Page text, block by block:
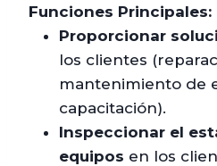
Funciones Principales:
Proporcionar
los clientes
mantenimiento de
capacitación).
Inspeccionar el
equipos en los